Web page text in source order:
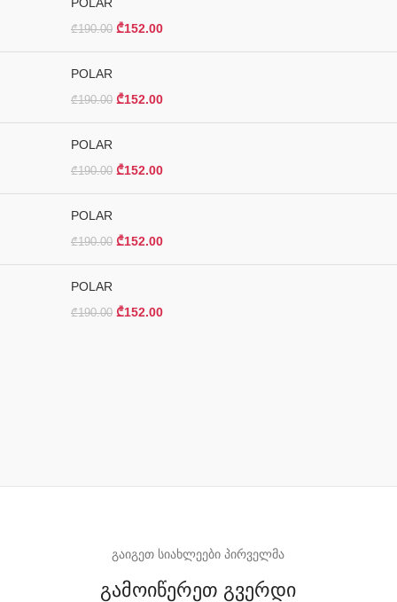
POLAR
₾190.00 ₾152.00
POLAR
₾190.00 ₾152.00
POLAR
₾190.00 ₾152.00
POLAR
₾190.00 ₾152.00
POLAR
₾190.00 ₾152.00
გაიგეთ სიახლეები პირველმა
გამოიწერეთ გვერდი